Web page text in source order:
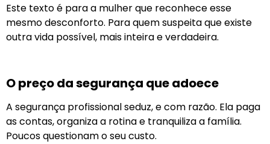
Este texto é para a mulher que reconhece esse
mesmo desconforto. Para quem suspeita que existe
outra vida possível, mais inteira e verdadeira.
O preço da segurança que adoece
A segurança profissional seduz, e com razão. Ela paga
as contas, organiza a rotina e tranquiliza a família.
Poucos questionam o seu custo.